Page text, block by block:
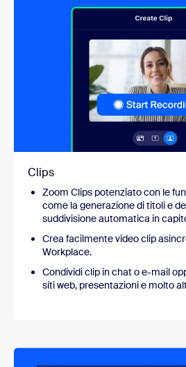
Clips
Zoom Clips potenziato con le
come la generazione di titoli e
suddivisione automatica in
Crea facilmente video clip
Workplace.
Condividi clip in chat o e-mail
siti web, presentazioni e molto